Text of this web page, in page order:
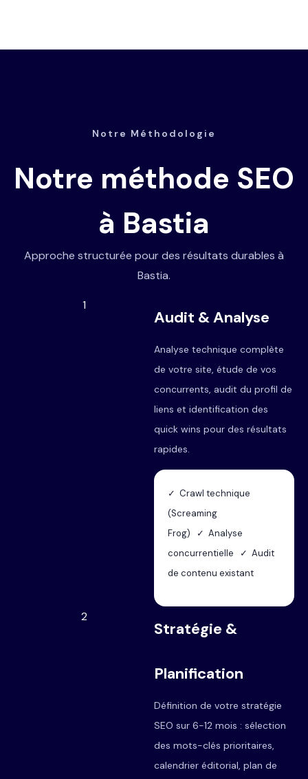
Notre Méthodologie
Notre méthode SEO
à Bastia
Approche structurée pour des résultats durables à
Bastia.
1
Audit & Analyse
Analyse technique complète
de votre site, étude de vos
concurrents, audit du profil de
liens et identification des
quick wins pour des résultats
rapides.
✓ Crawl technique
(Screaming
Frog) ✓ Analyse
concurrentielle ✓ Audit
de contenu existant
2
Stratégie &
Planification
Définition de votre stratégie
SEO sur 6-12 mois : sélection
des mots-clés prioritaires,
calendrier éditorial, plan de